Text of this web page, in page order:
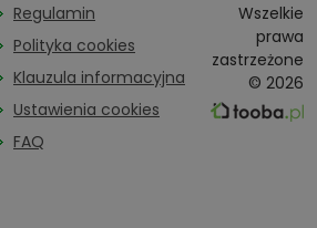
Regulamin
Polityka cookies
Klauzula informacyjna
Ustawienia cookies
FAQ
Wszelkie
prawa
zastrzeżone
© 2026